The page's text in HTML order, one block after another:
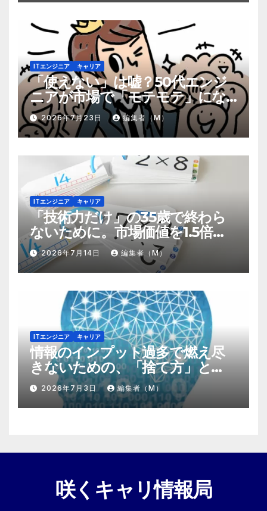
ITエンジニア キャリア
「使えない」は嘘？50代エンジ
ニアが市場で「モテモテ」にな
るための8個の強み
2026年7月23日 編集者（M）
ITエンジニア キャリア
「技術力だけ」の35歳で終わら
ないために。市場価値を1.5倍に
する『プラスα』の掛け算
2026年7月14日 編集者（M）
ITエンジニア キャリア
情報のインプット過多で燃え尽
きないための、「捨て方」と
「情報の絞り方」
2026年7月3日 編集者（M）
咲くキャリ情報局